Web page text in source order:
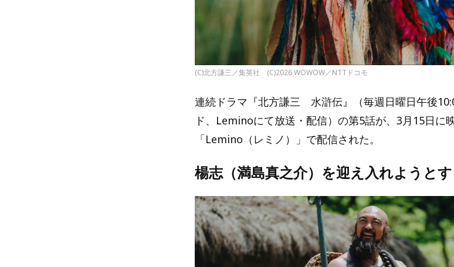
(C)北方謙三／集英社 (C)2026 WOWOW／NTTドコモ
連続ドラマ『北方謙三 水滸伝』（毎週日曜日午後
ド、Leminoにて放送・配信）の第5話が、3月15日に
「Lemino（レミノ）」で配信された。
楊志（満島真之介）を迎え入れようとす